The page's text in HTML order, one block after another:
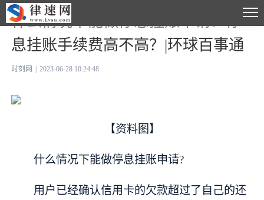
什么情况下能做停息挂账申请？停
息挂账手续费高不高？|环球百事通
时刻网 2023-06-28 10:24:48
【资料图】
什么情况下能做停息挂账申请?
用户已经确认信用卡的欠款超过了自己的还